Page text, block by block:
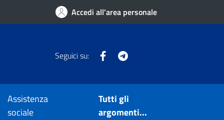
Accedi all'area personale
Seguici su: Facebook
Assistenza
sociale
Tutti gli
argomenti...